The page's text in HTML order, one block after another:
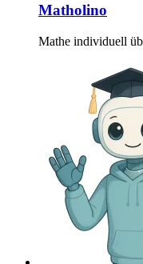
Matholino
Mathe individuell